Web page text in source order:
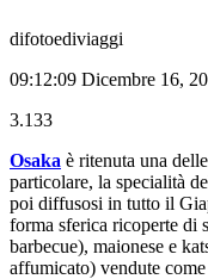
difotoediviaggi
09:12:09 Dicembre 16,
3.133
Osaka è ritenuta una
particolare, la specialità
poi diffusosi in tutto il
forma sferica ricoperte di
barbecue), maionese e
affumicato) vendute